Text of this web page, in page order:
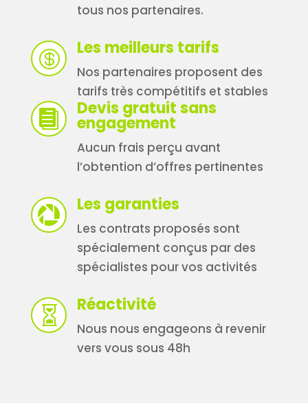
tous nos partenaires.
 Les meilleurs tarifs
Nos partenaires proposent des
tarifs très compétitifs et stables
 Devis gratuit sans
engagement
Aucun frais perçu avant
l’obtention d’offres pertinentes
 Les garanties
Les contrats proposés sont
spécialement conçus par des
spécialistes pour vos activités
 Réactivité
Nous nous engageons à revenir
vers vous sous 48h